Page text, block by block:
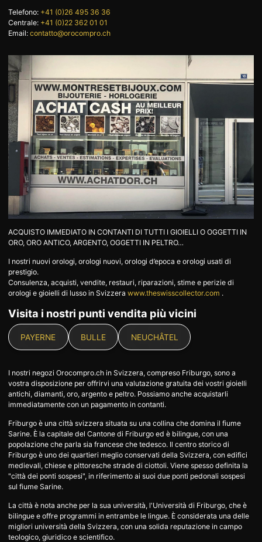
DA SAPERE
STATO
JOBS
INFORMATIVA SULLA
PRIVACY
DEENFR
+41 (0)22 362 01 01 Individua
Telefono: +41 (0)26 495 36 36
Centrale: +41 (0)22 362 01 01
Email: contatto@orocompro.ch
ACQUISTO IMMEDIATO IN CONTANTI DI TUTTI I GIOIELLI O OGGETTI IN
ORO, ORO ANTICO, ARGENTO, OGGETTI IN PELTRO…
I nostri nuovi orologi, orologi nuovi, orologi d’epoca e orologi usati di
prestigio.
Consulenza, acquisti, vendite, restauri, riparazioni, stime e perizie di
orologi e gioielli di lusso in Svizzera www.theswisscollector.com .
Visita i nostri punti vendita più vicini
PAYERNE BULLE NEUCHÂTEL
I nostri negozi Orocompro.ch in Svizzera, compreso Friburgo, sono a
vostra disposizione per offrirvi una valutazione gratuita dei vostri gioielli
antichi, diamanti, oro, argento e peltro. Possiamo anche acquistarli
immediatamente con un pagamento in contanti.
Friburgo è una città svizzera situata su una collina che domina il fiume
Sarine. È la capitale del Cantone di Friburgo ed è bilingue, con una
popolazione che parla sia francese che tedesco. Il centro storico di
Friburgo è uno dei quartieri meglio conservati della Svizzera, con edifici
medievali, chiese e pittoresche strade di ciottoli. Viene spesso definita la
"città dei ponti sospesi", in riferimento ai suoi due ponti pedonali sospesi
sul fiume Sarine.
La città è nota anche per la sua università, l'Università di Friburgo, che è
bilingue e offre programmi in entrambe le lingue. È considerata una delle
migliori università della Svizzera, con una solida reputazione in campo
teologico, giuridico e scientifico.